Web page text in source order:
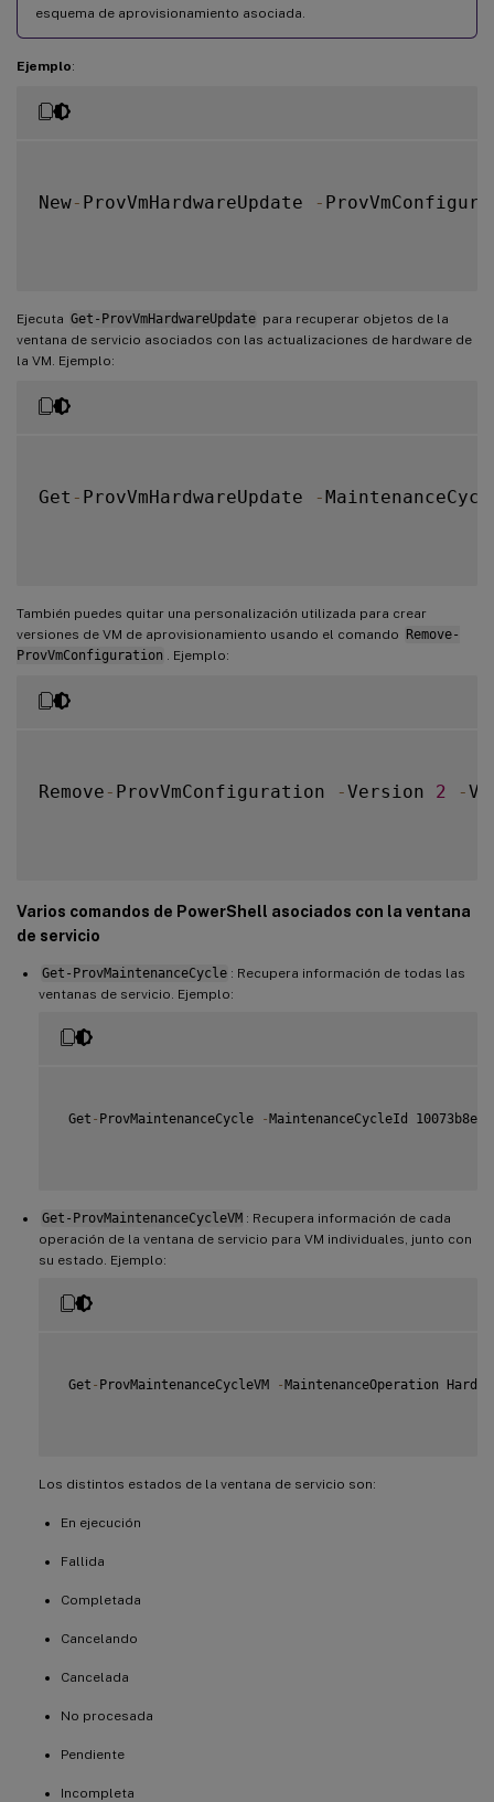
esquema de aprovisionamiento asociada.
Ejemplo:
New- ProvVmHardwareUpdate -
Ejecuta Get-ProvVmHardwareUpdate para recuperar objetos de la
ventana de servicio asociados con las actualizaciones de hardware de
la VM. Ejemplo:
Get - ProvVmHardwareUpdate -
También puedes quitar una personalización utilizada para crear
versiones de VM de aprovisionamiento usando el comando Remove-
ProvVmConfiguration
. Ejemplo:
Remove - ProvVmConfiguration -Version 2 -
Varios comandos de PowerShell asociados con la ventana
de servicio
Get-ProvMaintenanceCycle : Recupera información de todas las
ventanas de servicio. Ejemplo:
Get - ProvMaintenanceCycle -MaintenanceCycleId 10073b8e
Get-ProvMaintenanceCycleVM : Recupera información de cada
operación de la ventana de servicio para VM individuales, junto con
su estado. Ejemplo:
Get - ProvMaintenanceCycleVM -MaintenanceOperation
Los distintos estados de la ventana de servicio son:
En ejecución
Fallida
Completada
Cancelando
Cancelada
No procesada
Pendiente
Incompleta